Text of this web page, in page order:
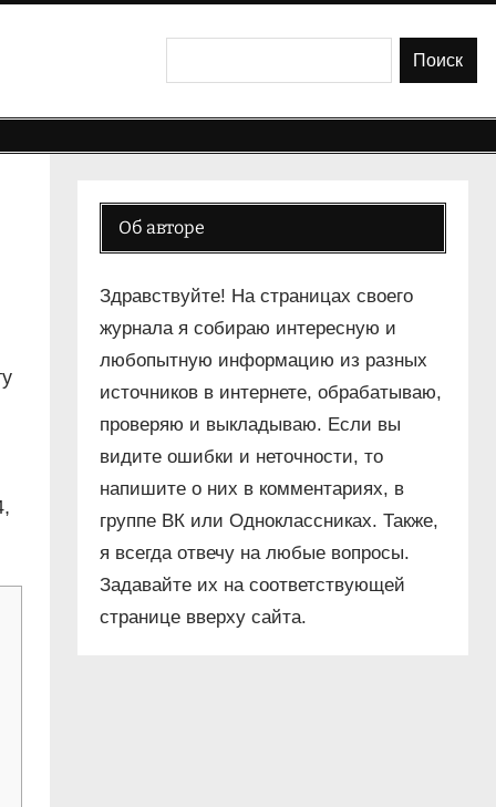
Поиск
Об авторе
Здравствуйте! На страницах своего
журнала я собираю интересную и
любопытную информацию из разных
источников в интернете, обрабатываю,
проверяю и выкладываю. Если вы
видите ошибки и неточности, то
напишите о них в комментариях, в
группе ВК или Одноклассниках. Также,
я всегда отвечу на любые вопросы.
Задавайте их на соответствующей
странице вверху сайта.